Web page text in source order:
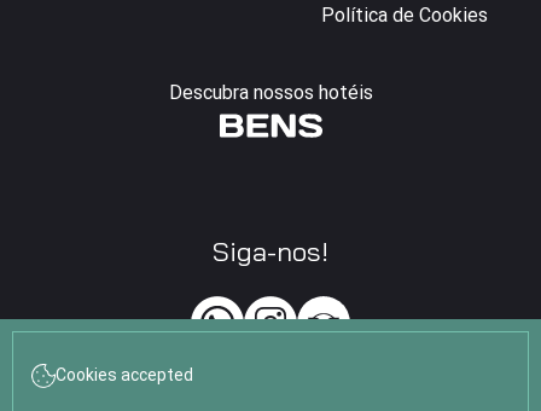
Política de Cookies
Descubra nossos hotéis
Siga-nos!
Cookies accepted